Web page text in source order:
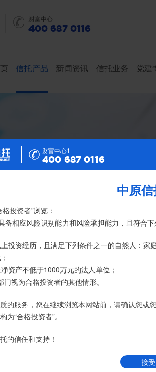
财富中心
400 687 0116
信托产品 新闻资讯 信托业务 党建
产16088亿元，按时足额交付到期信托财产
金石系列
财富中心2
400 687 0116
风险测评、录音录像及电子合同签署应由投
户均以我司名义开立，所有认购信托产品的
任何非我司账户转账、支付现金。
系您的专属客户经理或咨询我司客服电话400-
接受
财富中心1
400 687 0116
中原
投资者”浏览：
备相应风险识别能力和风险承担能力，且符合
上投资经历，且满足下列条件之一的自然人：
净资产不低于1000万元的法人单位；
门视为合格投资者的其他情形。
的服务，您在继续浏览本网站前，请确认您或
为“合格投资者”。
的信任和支持！
接受